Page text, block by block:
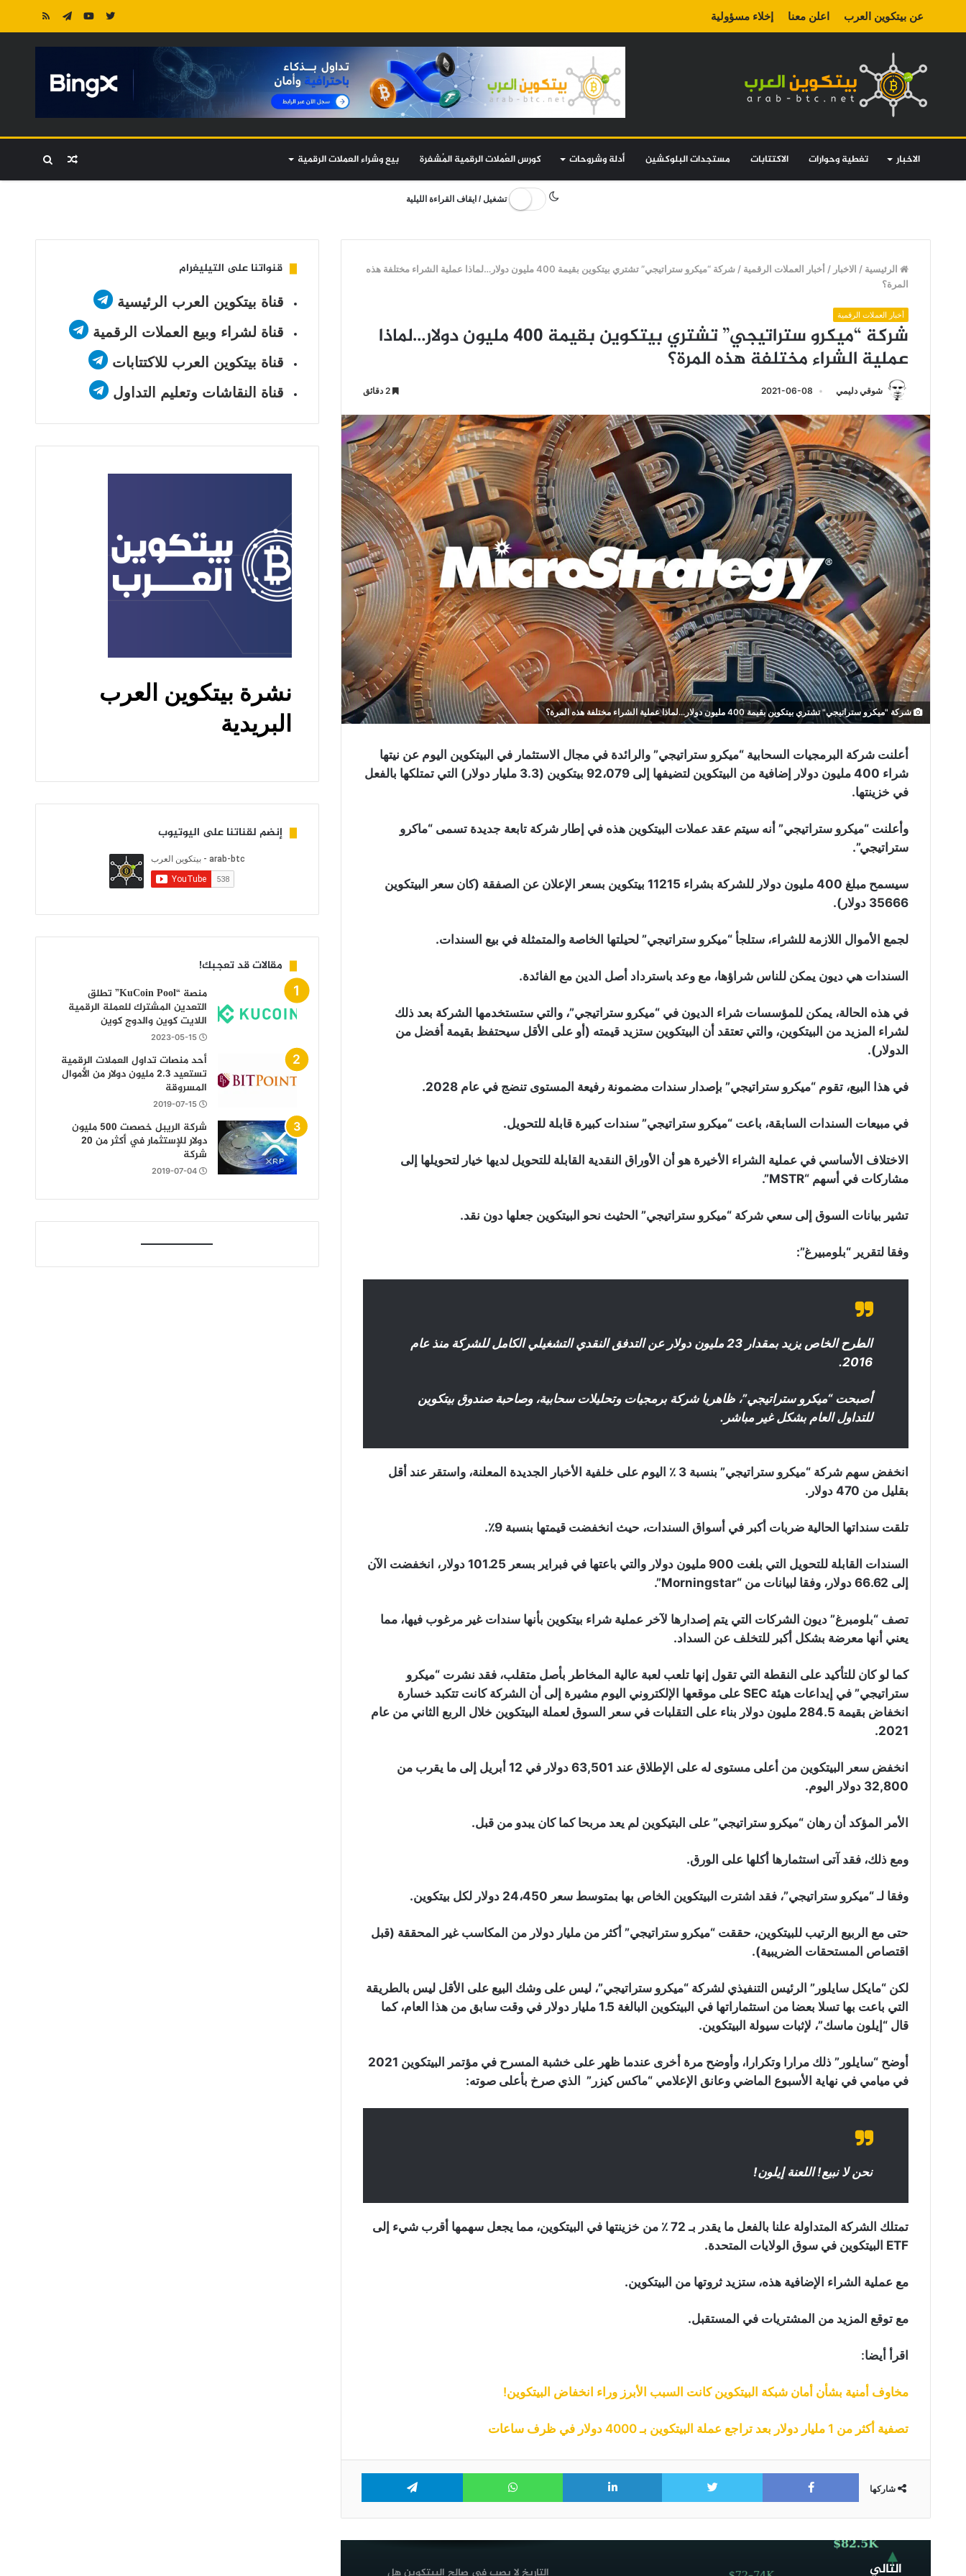
عن بيتكوين العرب اعلن معنا إخلاء مسؤولية
الاخبار تغطية وحوارات الاكتتابات مستجدات البلوكشين أدلة وشروحات كورس العُملات الرقمية المُشفرة بيع وشراء العملات الرقمية بحث مقال
تشغيل / ايقاف القراءة الليلية
الرئيسية / الاخبار / أخبار العملات الرقمية /
شركة “ميكرو ستراتيجي” تشتري بيتكوين بقيمة 400 مليون دولار…لماذا عملية الشراء مختلفة هذه
المرة؟
أخبار العملات الرقمية
شركة “ميكرو ستراتيجي” تشتري بيتكوين بقيمة 400 مليون دولار…لماذا
عملية الشراء مختلفة هذه المرة؟
شوقي دليمي 2021-06-08 2 دقائق
شركة "ميكرو ستراتيجي" تشتري بيتكوين بقيمة 400 مليون دولار...لماذا عملية الشراء مختلفة هذه المرة؟
أعلنت شركة البرمجيات السحابية “ميكرو ستراتيجي” والرائدة في مجال الاستثمار في البيتكوين اليوم عن نيتها
شراء 400 مليون دولار إضافية من البيتكوين لتضيفها إلى 92،079 بيتكوين (3.3 مليار دولار) التي تمتلكها بالفعل
في خزينتها.
وأعلنت “ميكرو ستراتيجي” أنه سيتم عقد عملات البيتكوين هذه في إطار شركة تابعة جديدة تسمى “ماكرو
ستراتيجي”.
سيسمح مبلغ 400 مليون دولار للشركة بشراء 11215 بيتكوين بسعر الإعلان عن الصفقة (كان سعر البيتكوين
35666 دولار).
لجمع الأموال اللازمة للشراء، ستلجأ “ميكرو ستراتيجي” لحيلتها الخاصة والمتمثلة في بيع السندات.
السندات هي ديون يمكن للناس شراؤها، مع وعد باسترداد أصل الدين مع الفائدة.
في هذه الحالة، يمكن للمؤسسات شراء الديون في “ميكرو ستراتيجي”، والتي ستستخدمها الشركة بعد ذلك
لشراء المزيد من البيتكوين، والتي تعتقد أن البيتكوين ستزيد قيمته (أو على الأقل سيحتفظ بقيمة أفضل من
الدولار).
في هذا البيع، تقوم “ميكرو ستراتيجي” بإصدار سندات مضمونة رفيعة المستوى تنضج في عام 2028.
في مبيعات السندات السابقة، باعت “ميكرو ستراتيجي” سندات كبيرة قابلة للتحويل.
الاختلاف الأساسي في عملية الشراء الأخيرة هو أن الأوراق النقدية القابلة للتحويل لديها خيار لتحويلها إلى
مشاركات في أسهم “MSTR”.
تشير بيانات السوق إلى سعي شركة “ميكرو ستراتيجي” الحثيث نحو البيتكوين جعلها دون نقد.
وفقا لتقرير “بلومبيرغ”:
الطرح الخاص يزيد بمقدار 23 مليون دولار عن التدفق النقدي التشغيلي الكامل للشركة منذ عام
2016.
أصبحت “ميكرو ستراتيجي”، ظاهريا شركة برمجيات وتحليلات سحابية، وصاحبة صندوق بيتكوين
للتداول العام بشكل غير مباشر.
انخفض سهم شركة “ميكرو ستراتيجي” بنسبة 3 ٪ اليوم على خلفية الأخبار الجديدة المعلنة، واستقر عند أقل
بقليل من 470 دولار.
تلقت سنداتها الحالية ضربات أكبر في أسواق السندات، حيث انخفضت قيمتها بنسبة 9٪.
السندات القابلة للتحويل التي بلغت 900 مليون دولار والتي باعتها في فبراير بسعر 101.25 دولار، انخفضت الآن
إلى 66.62 دولار، وفقا لبيانات من “Morningstar”.
تصف “بلومبرغ” ديون الشركات التي يتم إصدارها لآخر عملية شراء بيتكوين بأنها سندات غير مرغوب فيها، مما
يعني أنها معرضة بشكل أكبر للتخلف عن السداد.
كما لو كان للتأكيد على النقطة التي تقول إنها تلعب لعبة عالية المخاطر بأصل متقلب، فقد نشرت “ميكرو
ستراتيجي” في إيداعات هيئة SEC على موقعها الإلكتروني اليوم مشيرة إلى أن الشركة كانت تتكبد خسارة
انخفاض بقيمة 284.5 مليون دولار بناء على التقلبات في سعر السوق لعملة البيتكوين خلال الربع الثاني من عام
2021.
انخفض سعر البيتكوين من أعلى مستوى له على الإطلاق عند 63,501 دولار في 12 أبريل إلى ما يقرب من
32,800 دولار اليوم.
الأمر المؤكد أن رهان “ميكرو ستراتيجي” على البتيكوين لم يعد مربحا كما كان يبدو من قبل.
ومع ذلك، فقد آتى استثمارها أكلها على الورق.
وفقا لـ “ميكرو ستراتيجي”، فقد اشترت البيتكوين الخاص بها بمتوسط ​​سعر 24،450 دولار لكل بيتكوين.
حتى مع الربيع الرتيب للبيتكوين، حققت “ميكرو ستراتيجي” أكثر من مليار دولار من المكاسب غير المحققة (قبل
اقتصاص المستحقات الضريبية).
لكن “مايكل سايلور” الرئيس التنفيذي لشركة “ميكرو ستراتيجي”، ليس على وشك البيع على الأقل ليس بالطريقة
التي باعت بها تسلا بعضا من استثماراتها في البيتكوين البالغة 1.5 مليار دولار في وقت سابق من هذا العام، كما
قال “إيلون ماسك”، لإثبات سيولة البيتكوين.
أوضح “سايلور” ذلك مرارا وتكرارا، وأوضح مرة أخرى عندما ظهر على خشبة المسرح في مؤتمر البيتكوين 2021
في ميامي في نهاية الأسبوع الماضي وعانق الإعلامي “ماكس كيزر” الذي صرخ بأعلى صوته:
نحن لا نبيع! اللعنة إيلون!
تمتلك الشركة المتداولة علنا بالفعل ما يقدر بـ 72 ٪ من خزينتها في البيتكوين، مما يجعل سهمها أقرب شيء إلى
ETF البيتكوين في سوق الولايات المتحدة.
مع عملية الشراء الإضافية هذه، ستزيد ثروتها من البيتكوين.
مع توقع المزيد من المشتريات في المستقبل.
اقرأ أيضا:
مخاوف أمنية بشأن أمان شبكة البيتكوين كانت السبب الأبرز وراء انخفاض البيتكوين!
تصفية أكثر من 1 مليار دولار بعد تراجع عملة البيتكوين بـ 4000 دولار في ظرف ساعات
شاركها
Facebook
Twitter
LinkedIn
WhatsApp
Telegram
التالي
موجة رابعة من هجمات محافظ “Coldcard”
تعرض 449 بيتكوين للخطر
تعرض 449 بيتكوين للخطر
لمواصلة الهبوط الأسبوع المقبل: التفاصيل
وعملتان بديلتان تخطفان الأضواء
قنواتنا على التيليغرام
قناة بيتكوين العرب الرئيسية
قناة لشراء وبيع العملات الرقمية
قناة بيتكوين العرب للاكتتابات
قناة النقاشات وتعليم التداول
إنضم لقناتنا على اليوتيوب
مقالات قد تعجبك!
منصة “KuCoin Pool” تطلق
التعدين المشترك للعملة الرقمية
اللايت كوين والدوج كوين
2023-05-15
أحد منصات تداول العملات الرقمية
تستعيد 2.3 مليون دولار من الأموال
المسروقة
2019-07-15
شركة الريبل خصصت 500 مليون
دولار للإستثمار في أكثر من 20
شركة
2019-07-04